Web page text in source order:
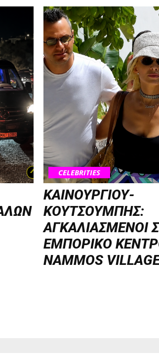
CELEBRITIES
ΚΑΙΝΟΥΡΓΙΟΥ-
ΚΟΥΤΣΟΥΜΠΗΣ:
ΑΓΚΑΛΙΑΣΜΕΝΟΙ
ΕΜΠΟΡΙΚΟ
NAMMOS